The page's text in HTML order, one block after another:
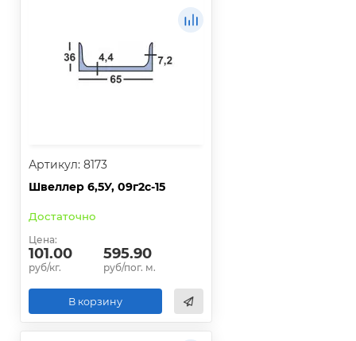
Артикул: 8173
Швеллер 6,5У, 09г2с-15
Достаточно
Цена:
101.00
руб/кг.
595.90
руб/пог. м.
В корзину